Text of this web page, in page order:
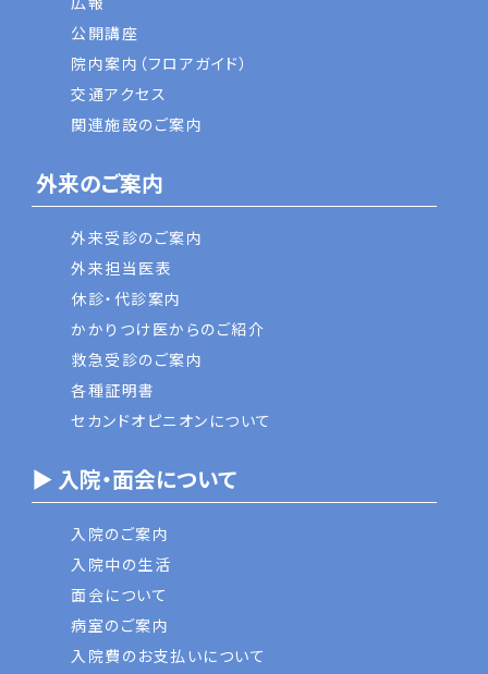
公開講座
院内案内（フロアガイド）
交通アクセス
関連施設のご案内
外来のご案内
外来受診のご案内
外来担当医表
休診・代診案内
かかりつけ医からのご紹介
救急受診のご案内
各種証明書
セカンドオピニオンについて
▶ 入院・面会について
入院のご案内
入院中の生活
面会について
病室のご案内
入院費のお支払いについて